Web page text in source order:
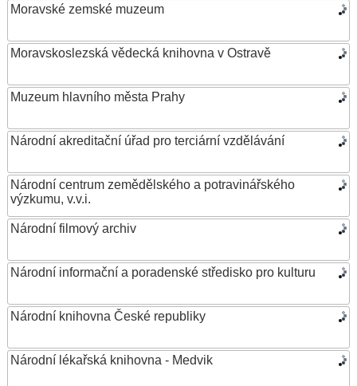
Moravské zemské muzeum
Moravskoslezská vědecká knihovna v Ostravě
Muzeum hlavního města Prahy
Národní akreditační úřad pro terciární vzdělávání
Národní centrum zemědělského a potravinářského
výzkumu, v.v.i.
Národní filmový archiv
Národní informační a poradenské středisko pro kulturu
Národní knihovna České republiky
Národní lékařská knihovna - Medvik